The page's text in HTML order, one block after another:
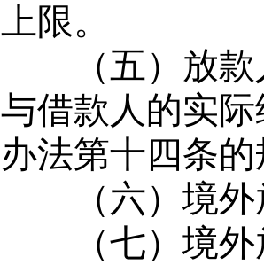
上限。
（五）放款
与借款人的实
办法第十四条
（六）境外
（七）境外